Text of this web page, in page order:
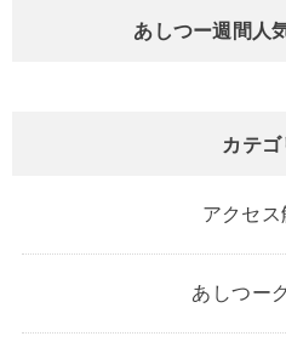
あしつー週間人
カテゴ
アクセ
あしつー